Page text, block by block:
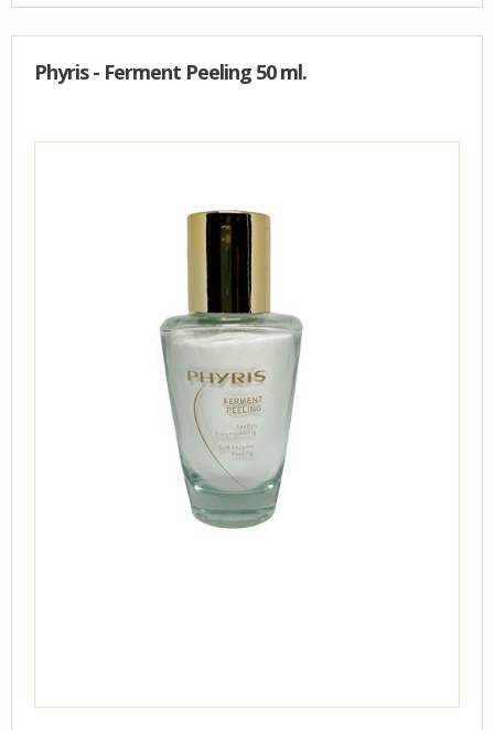
Phyris - Ferment Peeling 50 ml.